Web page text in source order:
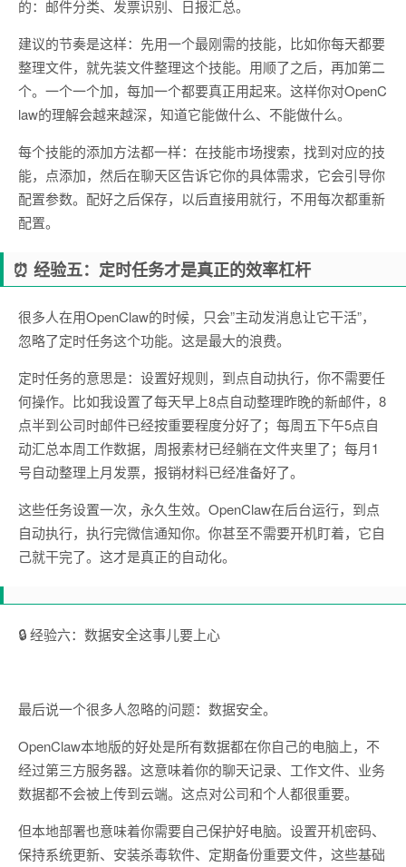
的：邮件分类、发票识别、日报汇总。
建议的节奏是这样：先用一个最刚需的技能，比如你每天都要
整理文件，就先装文件整理这个技能。用顺了之后，再加第二
个。一个一个加，每加一个都要真正用起来。这样你对OpenC
law的理解会越来越深，知道它能做什么、不能做什么。
每个技能的添加方法都一样：在技能市场搜索，找到对应的技
能，点添加，然后在聊天区告诉它你的具体需求，它会引导你
配置参数。配好之后保存，以后直接用就行，不用每次都重新
配置。
⏰ 经验五：定时任务才是真正的效率杠杆
很多人在用OpenClaw的时候，只会”主动发消息让它干活”，
忽略了定时任务这个功能。这是最大的浪费。
定时任务的意思是：设置好规则，到点自动执行，你不需要任
何操作。比如我设置了每天早上8点自动整理昨晚的新邮件，8
点半到公司时邮件已经按重要程度分好了；每周五下午5点自
动汇总本周工作数据，周报素材已经躺在文件夹里了；每月1
号自动整理上月发票，报销材料已经准备好了。
这些任务设置一次，永久生效。OpenClaw在后台运行，到点
自动执行，执行完微信通知你。你甚至不需要开机盯着，它自
己就干完了。这才是真正的自动化。
🔒 经验六：数据安全这事儿要上心
最后说一个很多人忽略的问题：数据安全。
OpenClaw本地版的好处是所有数据都在你自己的电脑上，不
经过第三方服务器。这意味着你的聊天记录、工作文件、业务
数据都不会被上传到云端。这点对公司和个人都很重要。
但本地部署也意味着你需要自己保护好电脑。设置开机密码、
保持系统更新、安装杀毒软件、定期备份重要文件，这些基础